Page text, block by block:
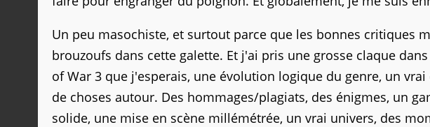
Un peu masochiste, et surtout parce que les bonnes critiques
brouzoufs dans cette galette. Et j'ai pris une grosse claque
of War 3 que j'esperais, une évolution logique du genre, un
de choses autour. Des hommages/plagiats, des énigmes, un
solide, une mise en scène millémétrée, un vrai univers, des